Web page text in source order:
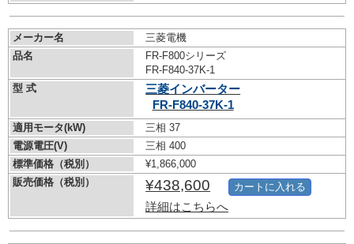
メーカー名
三菱電機
品名
FR-F800シリーズ
FR-F840-37K-1
型 式
三菱インバーター
FR-F840-37K-1
適用モータ(kW)
三相 37
電源電圧(V)
三相 400
標準価格（税別）
¥1,866,000
販売価格（税別）
¥438,600
詳細はこちらへ
カートに入れる